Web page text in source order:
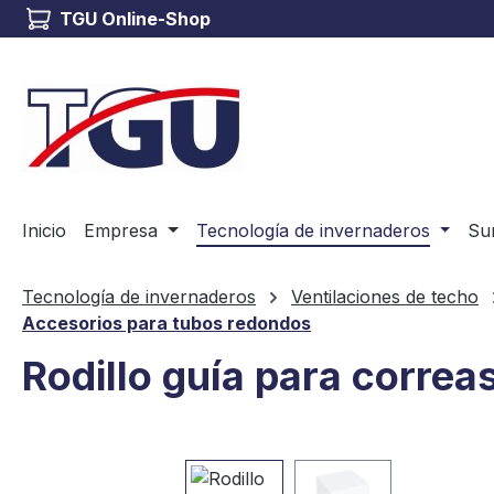
al contenido principal
Saltar a la búsqueda
Saltar a la navegación principal
TGU Online-Shop
Inicio Empresa Tecnología de invernaderos
Tecnología de invernaderos
Ventilaciones de techo
Accesorios para tubos redondos
Rodillo guía para
Omitir galería de imágenes